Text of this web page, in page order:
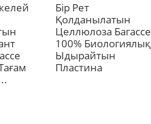
Бір Рет
Қолданылатын
Целлюлоза Багассе
100% Биологиялық
Ыдырайтын
Пластина